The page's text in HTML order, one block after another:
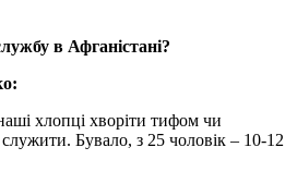
в Афганістані?
хлопці хворіти тифом чи
Бувало, з 25 чоловік – 10-12